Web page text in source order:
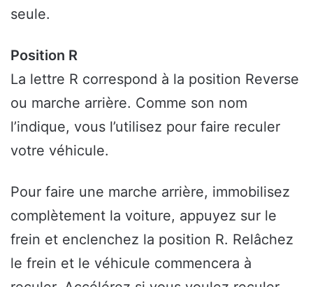
seule.
Position R
La lettre R correspond à la position Reverse
ou marche arrière. Comme son nom
l’indique, vous l’utilisez pour faire reculer
votre véhicule.
Pour faire une marche arrière, immobilisez
complètement la voiture, appuyez sur le
frein et enclenchez la position R. Relâchez
le frein et le véhicule commencera à